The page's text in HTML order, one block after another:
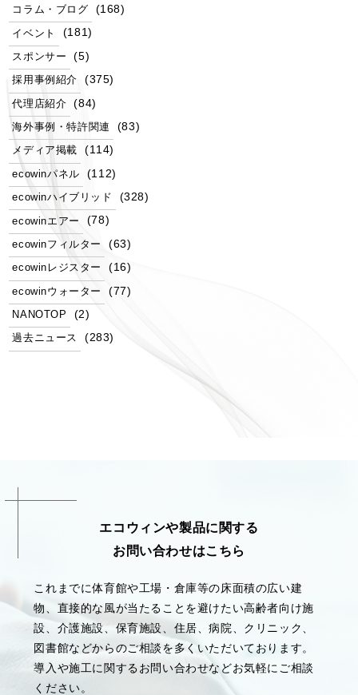
コラム・ブログ (168)
イベント (181)
スポンサー (5)
採用事例紹介 (375)
代理店紹介 (84)
海外事例・特許関連 (83)
メディア掲載 (114)
ecowinパネル (112)
ecowinハイブリッド (328)
ecowinエアー (78)
ecowinフィルター (63)
ecowinレジスター (16)
ecowinウォーター (77)
NANOTOP (2)
過去ニュース (283)
エコウィンや製品に関する
お問い合わせはこちら
これまでに体育館や工場・倉庫等の床面積の広い建
物、直接的な風が当たることを避けたい高齢者向け施
設、介護施設、保育施設、住居、病院、クリニック、
図書館などからのご相談を多くいただいております。
導入や施工に関するお問い合わせなどお気軽にご相談
ください。